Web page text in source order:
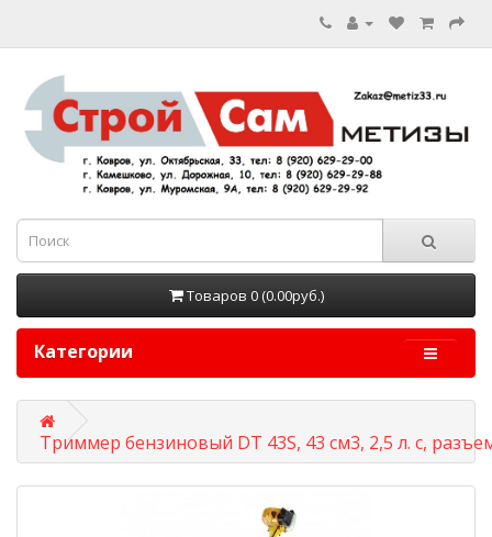
Товаров 0 (0.00руб.)
Категории
Триммер бензиновый DT 43S, 43 см3, 2,5 л. с,